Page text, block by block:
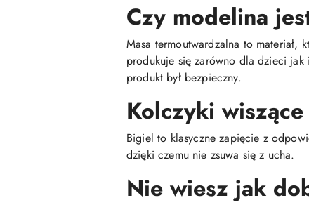
Czy modelina
Masa termoutwardzalna to materiał,
produkuje się zarówno dla dzieci
produkt był bezpieczny.
Kolczyki
Bigiel to klasyczne zapięcie z
dzięki czemu nie zsuwa się z ucha.
Nie wiesz jak